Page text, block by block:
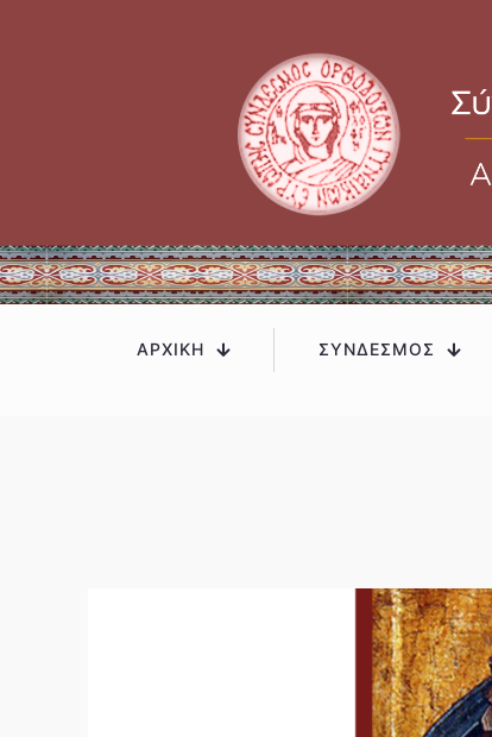
.
ΑΡΧΙΚΗ ΣΥΝΔΕΣΜΟΣ